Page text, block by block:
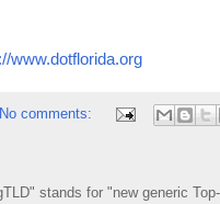
www.dotflorida.org
No comments:
stands for "new generic